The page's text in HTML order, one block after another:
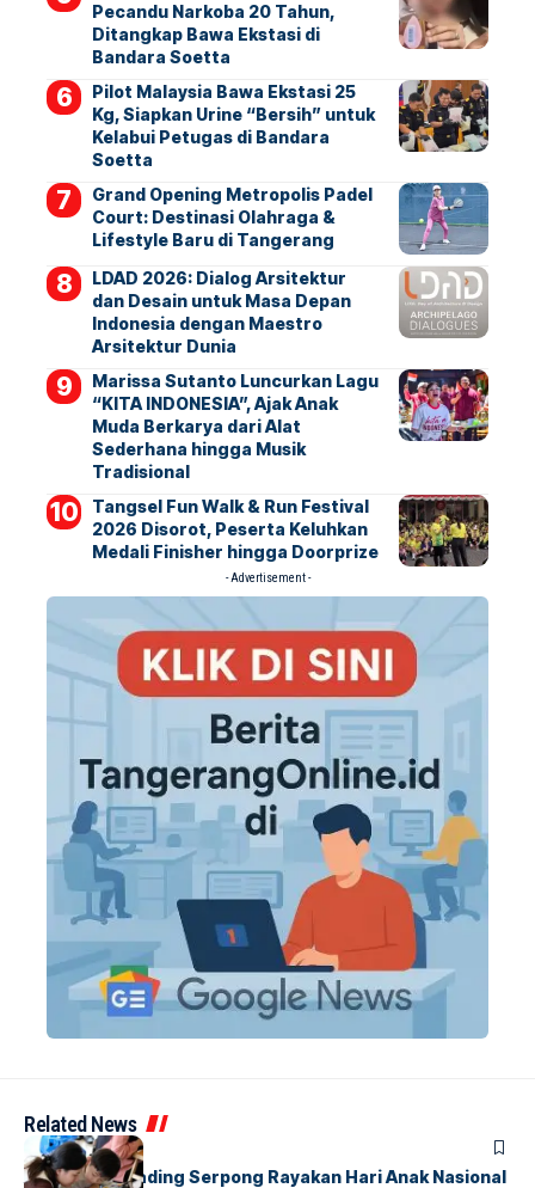
Pecandu Narkoba 20 Tahun,
Ditangkap Bawa Ekstasi di
Bandara Soetta
Pilot Malaysia Bawa Ekstasi 25
Kg, Siapkan Urine “Bersih” untuk
Kelabui Petugas di Bandara
Soetta
Grand Opening Metropolis Padel
Court: Destinasi Olahraga &
Lifestyle Baru di Tangerang
LDAD 2026: Dialog Arsitektur
dan Desain untuk Masa Depan
Indonesia dengan Maestro
Arsitektur Dunia
Marissa Sutanto Luncurkan Lagu
“KITA INDONESIA”, Ajak Anak
Muda Berkarya dari Alat
Sederhana hingga Musik
Tradisional
Tangsel Fun Walk & Run Festival
2026 Disorot, Peserta Keluhkan
Medali Finisher hingga Doorprize
- Advertisement -
Related News
BERITAINDEX
Atria Hotel Gading Serpong Rayakan Hari Anak Nasional